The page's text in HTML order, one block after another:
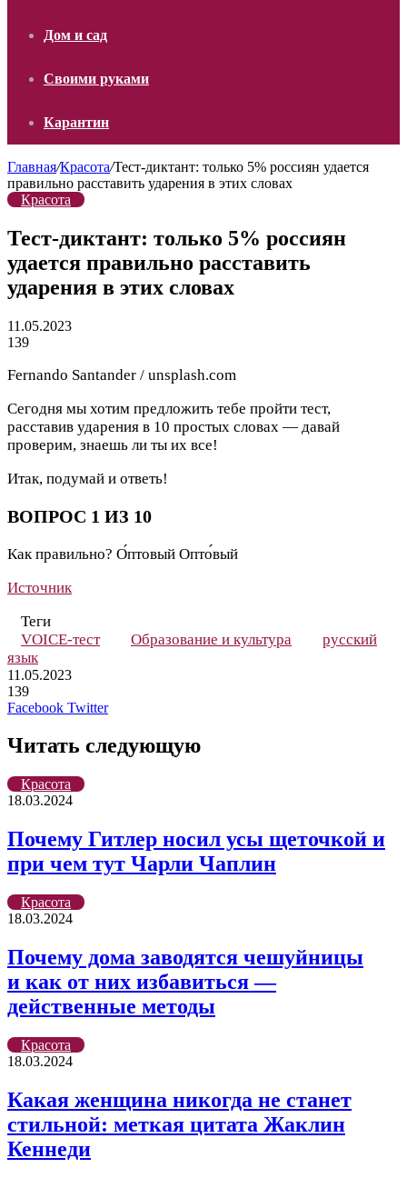
Дом и сад
Своими руками
Карантин
Главная/Красота/Тест-диктант: только 5% россиян удается
правильно расставить ударения в этих словах
Красота
Тест-диктант: только 5% россиян
удается правильно расставить
ударения в этих словах
11.05.2023
139
Fernando Santander / unsplash.com
Сегодня мы хотим предложить тебе пройти тест,
расставив ударения в 10 простых словах — давай
проверим, знаешь ли ты их все!
Итак, подумай и ответь!
ВОПРОС 1 ИЗ 10
Как правильно? О́птовый Опто́вый
Источник
Теги
VOICE-тест
Образование и культура
русский
язык
11.05.2023
139
Facebook TwitterLinkedIn
Pinterest
Вконтакте
Одноклассники
Skype
WhatsApp
Telegram
Viber
Читать следующую
Красота
18.03.2024
Почему Гитлер носил усы щеточкой и
при чем тут Чарли Чаплин
Красота
18.03.2024
Почему дома заводятся чешуйницы
и как от них избавиться —
действенные методы
Красота
18.03.2024
Какая женщина никогда не станет
стильной: меткая цитата Жаклин
Кеннеди